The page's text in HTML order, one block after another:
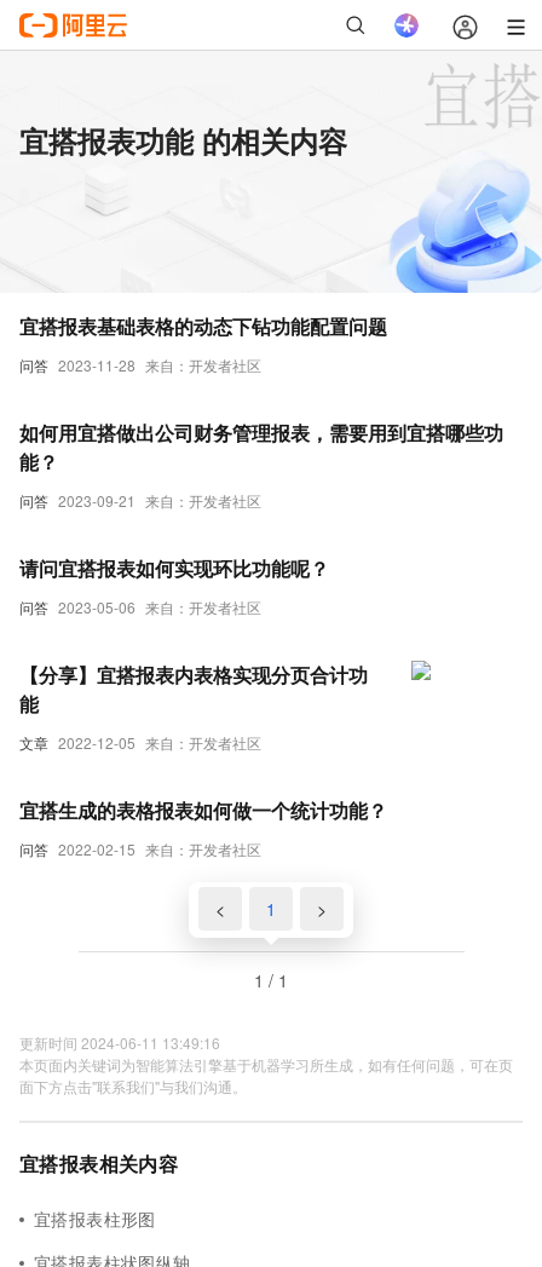
宜搭报表功能 的相关内容
问答 2023-11-28 来自：开发者社区
宜搭报表基础表格的动态下钻功能配置问题
问答 2023-09-21 来自：开发者社区
如何用宜搭做出公司财务管理报表，需要用到宜搭哪些功
能？
问答 2023-05-06 来自：开发者社区
请问宜搭报表如何实现环比功能呢？
文章 2022-12-05 来自：开发者社区
【分享】宜搭报表内表格实现分页合计功
能
问答 2022-02-15 来自：开发者社区
宜搭生成的表格报表如何做一个统计功能？
< 1 >
1 / 1
更新时间 2024-06-11 13:49:16
本页面内关键词为智能算法引擎基于机器学习所生成，如有任何问题，可在页
面下方点击"联系我们"与我们沟通。
宜搭报表相关内容
宜搭报表柱形图
宜搭报表柱状图纵轴